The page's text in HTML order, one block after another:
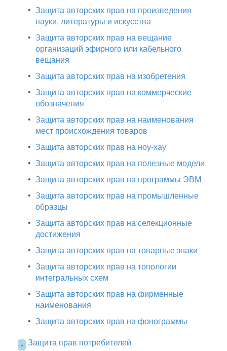
• Защита авторских прав на произведения
науки, литературы и искусства
• Защита авторских прав на вещание
организаций эфирного или кабельного
вещания
• Защита авторских прав на изобретения
• Защита авторских прав на коммерческие
обозначения
• Защита авторских прав на наименования
мест происхождения товаров
• Защита авторских прав на ноу-хау
• Защита авторских прав на полезные модели
• Защита авторских прав на программы ЭВМ
• Защита авторских прав на промышленные
образцы
• Защита авторских прав на селекционные
достижения
• Защита авторских прав на товарные знаки
• Защита авторских прав на топологии
интегральных схем
• Защита авторских прав на фирменные
наименования
• Защита авторских прав на фонограммы
- Защита прав потребителей